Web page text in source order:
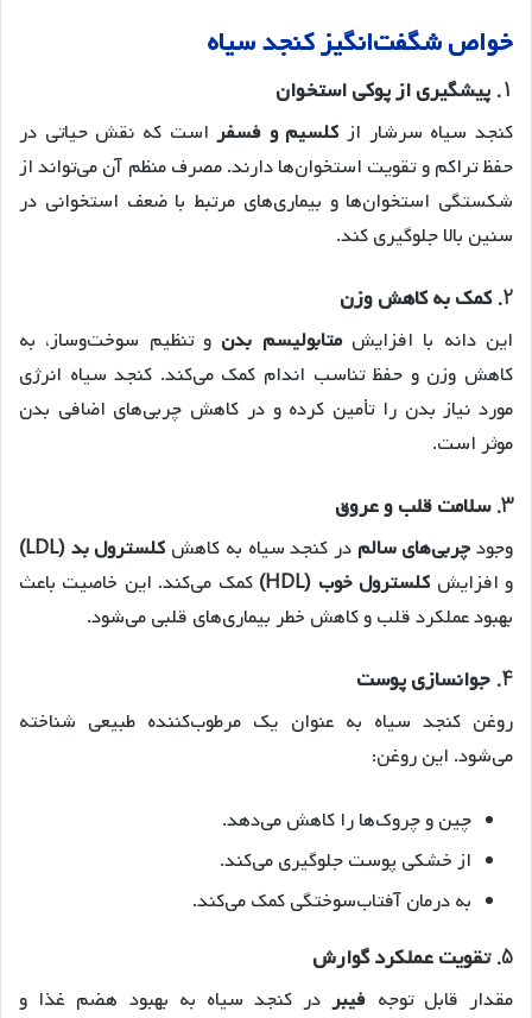
خواص شگفت‌انگیز کنجد سیاه
1. پیشگیری از پوکی استخوان
کنجد سیاه سرشار ازکلسیم و فسفراست که نقش حیاتی در
حفظ تراکم و تقویت استخوان‌ها دارند. مصرف منظم آن می‌تواند از
شکستگی استخوان‌ها و بیماری‌های مرتبط با ضعف استخوانی در
سنین بالا جلوگیری کند.
2. کمک به کاهش وزن
این دانه با افزایشمتابولیسم بدن و تنظیم سوخت‌وساز، به
کاهش وزن و حفظ تناسب اندام کمک می‌کند. کنجد سیاه انرژی
مورد نیاز بدن را تأمین کرده و در کاهش چربی‌های اضافی بدن
موثر است.
3. سلامت قلب و عروق
وجودچربی‌های سالم در کنجد سیاه به کاهشکلسترول بد (LDL)
و افزایشکلسترول خوب (HDL)
کمک می‌کند. این خاصیت باعث
بهبود عملکرد قلب و کاهش خطر بیماری‌های قلبی می‌شود.
4. جوانسازی پوست
روغن کنجد سیاه به عنوان یک مرطوب‌کننده طبیعی شناخته
می‌شود. این روغن:
چین و چروک‌ها را کاهش می‌دهد.
از خشکی پوست جلوگیری می‌کند.
به درمان آفتاب‌سوختگی کمک می‌کند.
5. تقویت عملکرد گوارش
مقدار قابل توجه فیبردر کنجد سیاه به بهبود هضم غذا و